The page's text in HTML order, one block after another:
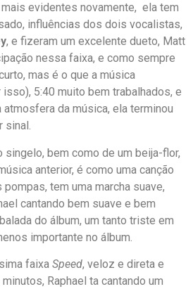
evidentes novamente, ela tem
influências dos dois vocalistas,
, e fizeram um excelente dueto, Matt
nessa faixa, e como sempre
mas é o que a música
5:40 muito bem trabalhados, e
da música, ela terminou
sinal.
singelo, bem como de um beija-flor,
anterior, é como uma canção
tem uma marcha suave,
cantando bem suave e bem
do álbum, um tanto triste em
importante no álbum.
faixa Speed, veloz e direta e
Raphael ta cantando um